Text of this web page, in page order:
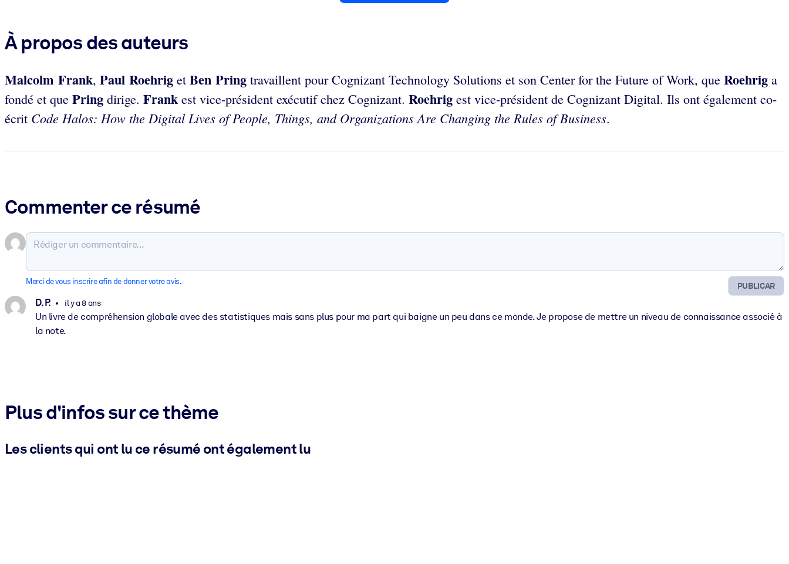
À propos des auteurs
Malcolm Frank, Paul Roehrig et Ben Pring travaillent pour Cognizant Technology Solutions et son Center for the Future of Work, que Roehrig a
fondé et que Pring dirige. Frank est vice-président exécutif chez Cognizant. Roehrig est vice-président de Cognizant Digital. Ils ont également co-
écrit Code Halos: How the Digital Lives of People, Things, and Organizations Are Changing the Rules of Business.
Commenter ce résumé
PUBLICAR
Merci de vous inscrire afin de donner votre avis.
D. P. il y a 8 ans
Un livre de compréhension globale avec des statistiques mais sans plus pour ma part qui baigne un peu dans ce monde. Je propose de mettre un niveau de connaissance associé à
la note.
Plus d'infos sur ce thème
Les clients qui ont lu ce résumé ont également lu